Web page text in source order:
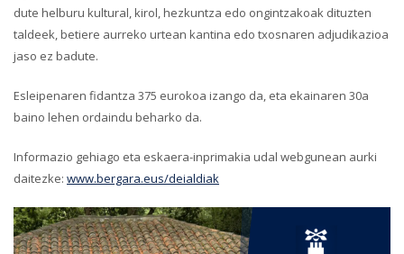
dute helburu kultural, kirol, hezkuntza edo ongintzakoak dituzten
taldeek, betiere aurreko urtean kantina edo txosnaren adjudikazioa
jaso ez badute.
Esleipenaren fidantza 375 eurokoa izango da, eta ekainaren 30a
baino lehen ordaindu beharko da.
Informazio gehiago eta eskaera-inprimakia udal webgunean aurki
daitezke: www.bergara.eus/deialdiak